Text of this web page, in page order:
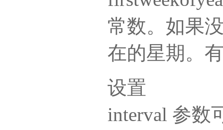
常数。如果
在的星期。
设置
interval 参数